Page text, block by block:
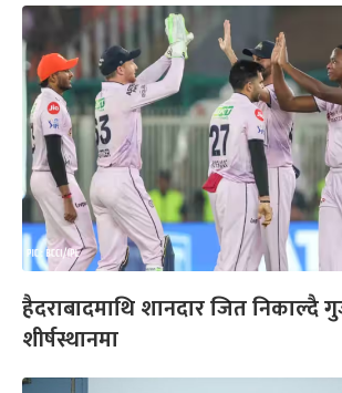
हैदराबादमाथि शानदार जित निकाल्दै
शीर्षस्थानमा